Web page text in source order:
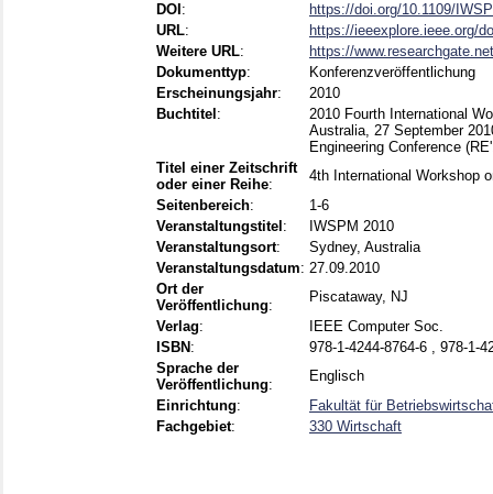
DOI :
https://doi.org/10.1109/
URL:
https://ieeexplore.ieee.org/
Weitere URL:
https://
Dokumenttyp:
Konferenzveröffentlichung
Erscheinungsjahr:
2010
Buchtitel :
2010 Fourth International
Australia, 27 September
Engineering Conference
Titel einer Zeitschrift
oder einer Reihe:
4th International Workshop
Seitenbereich:
1-6
Veranstaltungstitel :
IWSPM 2010
Veranstaltungsort:
Sydney, Australia
Veranstaltungsdatum: 27.09.2010
Ort der
Veröffentlichung:
Piscataway, NJ
Verlag:
IEEE Computer Soc.
ISBN :
978-1-4244-8764-6 , 978-1-
Sprache der
Veröffentlichung:
Englisch
Einrichtung:
Fakultät für
Fachgebiet: 330 Wirtschaft